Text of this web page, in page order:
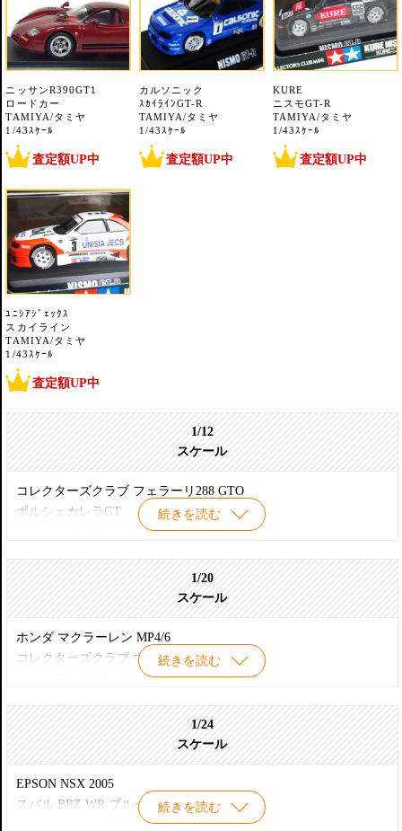
ニッサンR390GT1
ロードカー
TAMIYA/タミヤ
1/43ｽｹｰﾙ
査定額UP中
カルソニック
ｽｶｲﾗｲﾝGT-R
TAMIYA/タミヤ
1/43ｽｹｰﾙ
査定額UP中
KURE
ニスモGT-R
TAMIYA/タミヤ
1/43ｽｹｰﾙ
査定額UP中
ﾕﾆｼｱｼﾞｪｯｸｽ
スカイライン
TAMIYA/タミヤ
1/43ｽｹｰﾙ
査定額UP中
1/12
スケール
続きを読む
コレクターズクラブ フェラーリ288 GTO
ポルシェカレラGT
ヤマハ YZR-500 (OW70) 平忠彦仕様
1/20
スケール
続きを読む
ホンダ マクラーレン MP4/6
コレクターズクラブ ウイリスMBジープ
ウィリアムズ FW14B ルノー
1/24
スケール
続きを読む
EPSON NSX 2005
スバル BRZ WR ブルー・マイカ
モチュール ピットワーク Z 2004